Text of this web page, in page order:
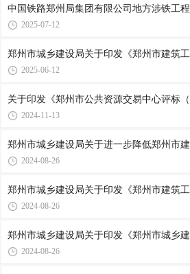
中国铁路郑州局集团有限公司地方涉铁工
2025-07-12
郑州市城乡建设局关于印发《郑州市建筑
2025-06-12
关于印发《郑州市公共资源交易中心评标
2024-11-13
郑州市城乡建设局关于进一步降低郑州市
2024-08-26
郑州市城乡建设局关于印发《郑州市建筑
2024-08-26
郑州市城乡建设局关于印发《郑州市城乡
2024-08-26